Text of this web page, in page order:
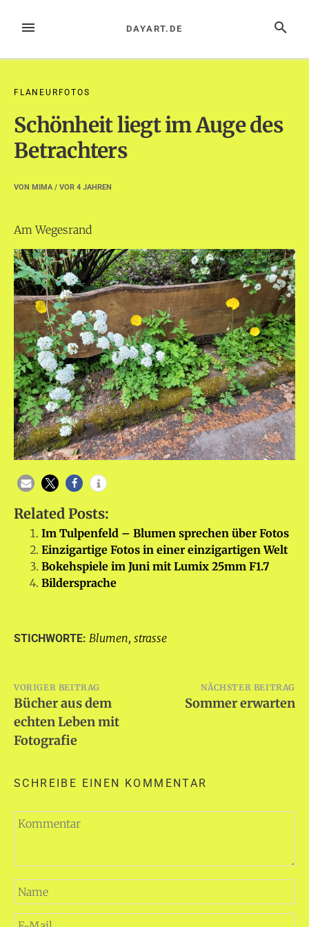
InhaltMENÜ SUCHE
DAYART.DE
FLANEURFOTOS
Schönheit liegt im Auge des
Betrachters
VON MIMA/ VOR 4 JAHREN
Am Wegesrand
Related Posts:
Im Tulpenfeld – Blumen sprechen über Fotos
Einzigartige Fotos in einer einzigartigen Welt
Bokehspiele im Juni mit Lumix 25mm F1.7
Bildersprache
STICHWORTE: Blumen, strasse
Beitragsnavigation
VORIGER BEITRAG
Bücher aus dem
echten Leben mit
Fotografie
NÄCHSTER BEITRAG
Sommer erwarten
SCHREIBE EINEN KOMMENTAR